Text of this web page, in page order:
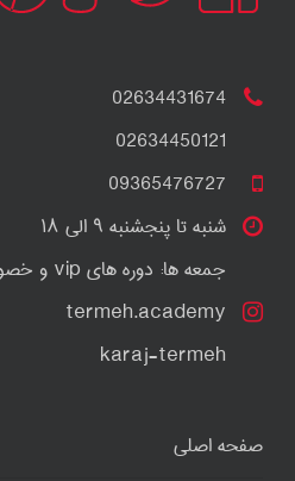
02634431674
02634450121
09365476727
شنبه تا پنجشنبه ۹ الی ۱۸
جمعه ها: دوره های vip و خصوصی
termeh.academy
karaj-termeh
صفحه اصلی